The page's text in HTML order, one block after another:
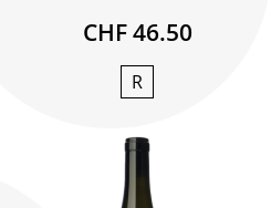
CHF 46.50
R